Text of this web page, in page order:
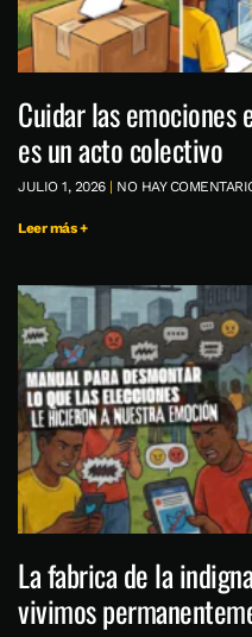
Cuidar las emociones
es un acto colectivo
JULIO 1, 2026 NO HAY
Leer más +
La fabrica de la
vivimos